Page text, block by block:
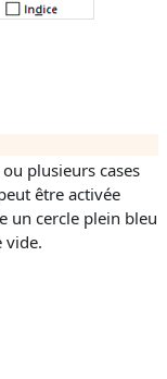
plusieurs cases
être activée
un cercle plein bleu
vide.